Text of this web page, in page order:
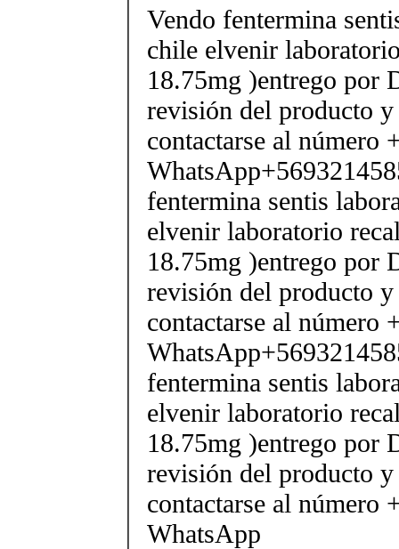
Vendo fentermina
chile elvenir
18.75mg )entrego por
revisión del producto
contactarse al número
fentermina sentis
elvenir laboratorio
18.75mg )entrego por
revisión del producto
contactarse al número
fentermina sentis
elvenir laboratorio
18.75mg )entrego por
revisión del producto
contactarse al número
WhatsApp